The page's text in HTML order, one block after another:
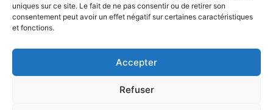
uniques sur ce site. Le fait de ne pas consentir ou de retirer son
consentement peut avoir un effet négatif sur certaines caractéristiques
et fonctions.
Accepter
Refuser
au lendemain des attentats.
VOIR LE MANUSCRIT